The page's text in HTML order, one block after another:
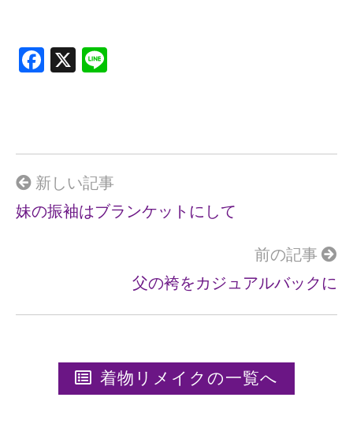
F
o
o
k
X Li
新しい記事
妹の振袖はブランケットにして
前の記事
父の袴をカジュアルバックに
着物リメイクの一覧へ